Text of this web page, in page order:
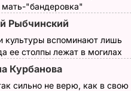
мать-"бандеровка"
Рыбчинский
культуры вспоминают лишь
ее столпы лежат в могилах
Курбанова
сильно не верю, как в свою